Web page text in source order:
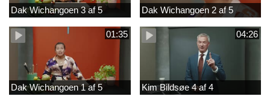
Dak Wichangoen 3 af 5 Dak Wichangoen 2 af 5
01:35
Dak Wichangoen 1 af 5
04:26
Kim Bildsøe 4 af 4